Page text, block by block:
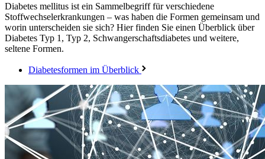
Diabetes mellitus ist ein Sammelbegriff für verschiedene
Stoffwechselerkrankungen – was haben die Formen gemeinsam und
worin unterscheiden sie sich? Hier finden Sie einen Überblick über
Diabetes Typ 1, Typ 2, Schwangerschaftsdiabetes und weitere,
seltene Formen.
Diabetesformen im Überblick